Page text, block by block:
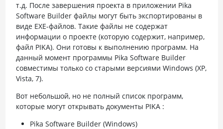
т.д. После завершения проекта в приложении Pika
Software Builder файлы могут быть экспортированы в
виде EXE-файлов. Такие файлы не содержат
информации о проекте (которую содержит, например,
файл PIKA). Они готовы к выполнению программ. На
данный момент программы Pika Software Builder
совместимы только со старыми версиями Windows (XP,
Vista, 7).
Вот небольшой, но не полный список программ,
которые могут открывать документы PIKA :
Pika Software Builder (Windows)